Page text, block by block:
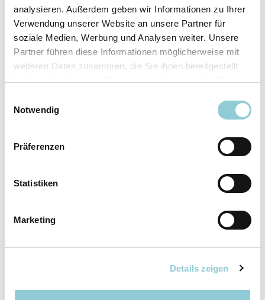
analysieren. Außerdem geben wir Informationen zu Ihrer
Verwendung unserer Website an unsere Partner für
soziale Medien, Werbung und Analysen weiter. Unsere
Partner führen diese Informationen möglicherweise mit
weiteren Daten zusammen, die Sie ihnen bereitgestellt
haben oder die sie im Rahmen Ihrer Nutzung der Dienste
Notwendig
Präferenzen
Statistiken
Marketing
Details zeigen
Ausstattungslinie
N Line
Verfügbar ab
sofort
Fahrzeugkategorie
SUV/​Geländewagen/​
Pickup
110 kW (150 PS)
Ausstattung
Exterieur
Dachreling